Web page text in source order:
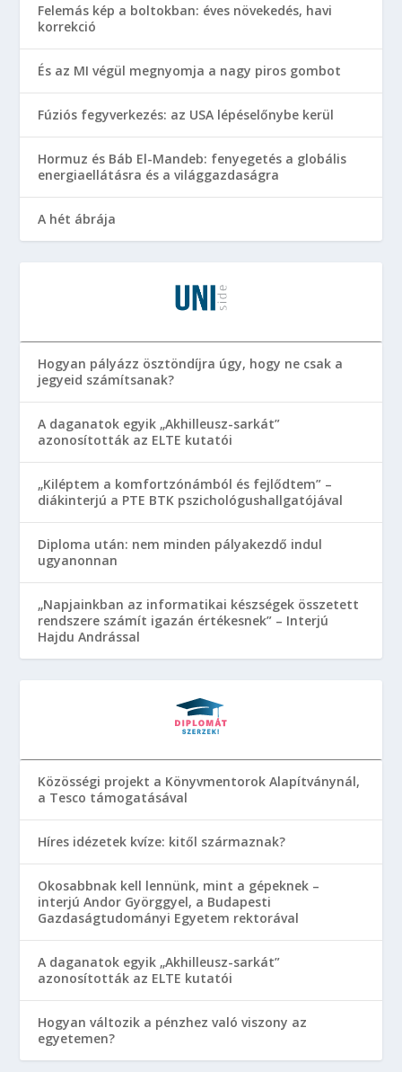
Felemás kép a boltokban: éves növekedés, havi
korrekció
És az MI végül megnyomja a nagy piros gombot
Fúziós fegyverkezés: az USA lépéselőnybe kerül
Hormuz és Báb El-Mandeb: fenyegetés a globális
energiaellátásra és a világgazdaságra
A hét ábrája
Hogyan pályázz ösztöndíjra úgy, hogy ne csak a
jegyeid számítsanak?
A daganatok egyik „Akhilleusz-sarkát”
azonosították az ELTE kutatói
„Kiléptem a komfortzónámból és fejlődtem” –
diákinterjú a PTE BTK pszichológushallgatójával
Diploma után: nem minden pályakezdő indul
ugyanonnan
„Napjainkban az informatikai készségek összetett
rendszere számít igazán értékesnek” – Interjú
Hajdu Andrással
Közösségi projekt a Könyvmentorok Alapítványnál,
a Tesco támogatásával
Híres idézetek kvíze: kitől származnak?
Okosabbnak kell lennünk, mint a gépeknek –
interjú Andor Györggyel, a Budapesti
Gazdaságtudományi Egyetem rektorával
A daganatok egyik „Akhilleusz-sarkát”
azonosították az ELTE kutatói
Hogyan változik a pénzhez való viszony az
egyetemen?